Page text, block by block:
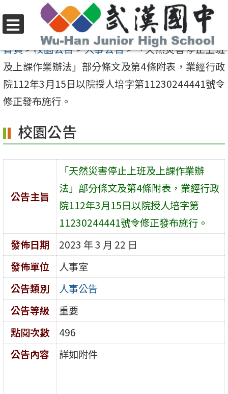
至
要
內
容
選
單
首頁>校園公告>人事公告>「天然災害停止上班
及上課作業辦法」部分條文及第4條附表，業經行政
院112年3月15日以院授人培字第11230244441號令
修正發布施行。
校園公告
公告主旨
「天然災害停止上班及上課作業辦
法」部分條文及第4條附表，業經行政
院112年3月15日以院授人培字第
11230244441號令修正發布施行。
發佈日期
2023 年 3 月 22 日
發佈單位
人事室
公告類別
人事公告
公告等級
重要
點閱次數
496
公告內容
詳如附件